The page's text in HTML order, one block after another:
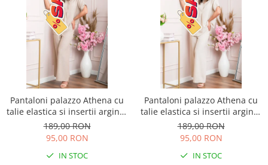
Pantaloni palazzo Athena cu
talie elastica si insertii argintii
- Bej
189,00 RON
95,00 RON
IN STOC
Pantaloni palazzo Athena cu
talie elastica si insertii argintii
- Ecru
189,00 RON
95,00 RON
IN STOC